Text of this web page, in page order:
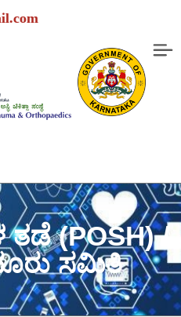
ತಡೆ (POSH) /
ಸಮಿತಿ